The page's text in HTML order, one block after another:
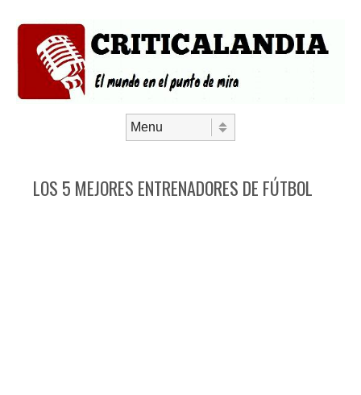
LOS 5 MEJORES ENTRENADORES DE FÚTBOL